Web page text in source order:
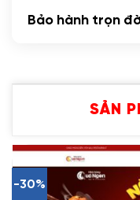
Bảo hành trọn
SẢN
-30%